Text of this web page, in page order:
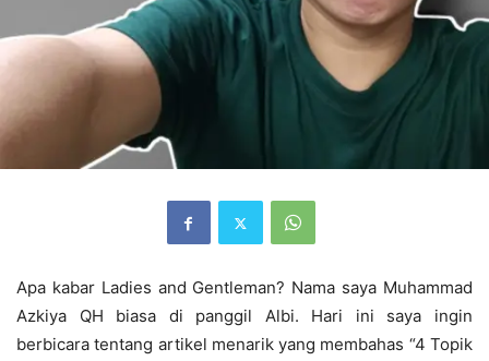
Apa kabar Ladies and Gentleman? Nama saya Muhammad
Azkiya QH biasa di panggil Albi. Hari ini saya ingin
berbicara tentang artikel menarik yang membahas “4 Topik